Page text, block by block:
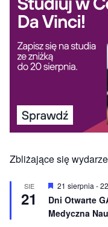
Zbliżające się
SIE
21
W
r
ó
21 sierpnia -
Dni Otwarte
Medyczna